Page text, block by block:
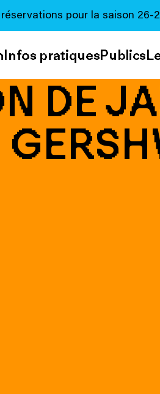
réservations pour la saison 26-
Infos pratiquesPublics
DE